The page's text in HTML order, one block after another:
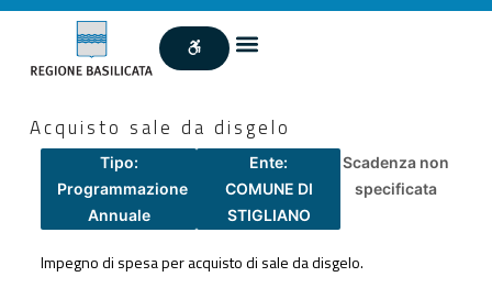
Acquisto sale da disgelo
Tipo:
Programmazione
Annuale
Ente:
COMUNE DI
STIGLIANO
Scadenza non
specificata
Impegno di spesa per acquisto di sale da disgelo.